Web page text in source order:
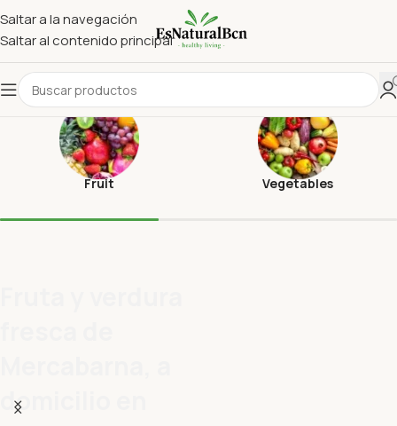
Saltar a la navegación
Saltar al contenido principal
Fruit Vegetables
domicilio en